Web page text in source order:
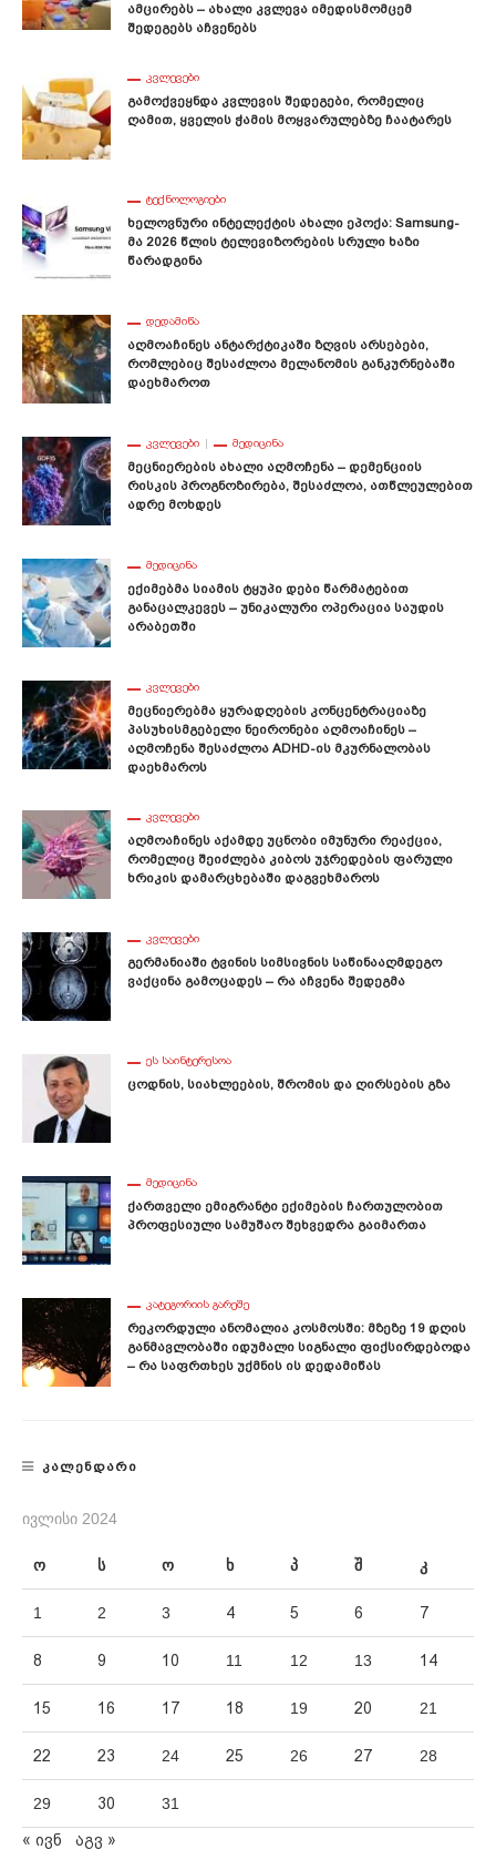
Ამცირებს – Ახალი Კვლევა Იმედისმომცემ
Შედეგებს Აჩვენებს
ᲙᲕᲚᲔᲕᲔᲑᲘ
Გამოქვეყნდა Კვლევის Შედეგები, Რომელიც
Ღამით, Ყველის Ჭამის Მოყვარულებზე Ჩაატარეს
ᲢᲔᲥᲜᲝᲚᲝᲒᲘᲔᲑᲘ
Ხელოვნური Ინტელექტის Ახალი Ეპოქა: Samsung-
Მა 2026 Წლის Ტელევიზორების Სრული Ხაზი
Წარადგინა
ᲓᲔᲓᲐᲛᲘᲬᲐ
Აღმოაჩინეს Ანტარქტიკაში Ზღვის Არსებები,
Რომლებიც Შესაძლოა Მელანომის Განკურნებაში
Დაეხმაროთ
ᲙᲕᲚᲔᲕᲔᲑᲘ ᲛᲔᲓᲘᲪᲘᲜᲐ
Მეცნიერების Ახალი Აღმოჩენა – Დემენციის
Რისკის Პროგნოზირება, Შესაძლოა, Ათწლეულებით
Ადრე Მოხდეს
ᲛᲔᲓᲘᲪᲘᲜᲐ
Ექიმებმა Სიამის Ტყუპი Დები Წარმატებით
Განაცალკევეს – Უნიკალური Ოპერაცია Საუდის
Არაბეთში
ᲙᲕᲚᲔᲕᲔᲑᲘ
Მეცნიერებმა Ყურადღების Კონცენტრაციაზე
Პასუხისმგებელი Ნეირონები Აღმოაჩინეს –
Აღმოჩენა Შესაძლოა ADHD-Ის Მკურნალობას
Დაეხმაროს
ᲙᲕᲚᲔᲕᲔᲑᲘ
Აღმოაჩინეს Აქამდე Უცნობი Იმუნური Რეაქცია,
Რომელიც Შეიძლება Კიბოს Უჯრედების Ფარული
Ხრიკის Დამარცხებაში Დაგვეხმაროს
ᲙᲕᲚᲔᲕᲔᲑᲘ
Გერმანიაში Ტვინის Სიმსივნის Საწინააღმდეგო
Ვაქცინა Გამოცადეს – Რა Აჩვენა Შედეგმა
ᲔᲡ ᲡᲐᲘᲜᲢᲔᲠᲔᲡᲝᲐ
Ცოდნის, Სიახლეების, Შრომის Და Ღირსების Გზა
ᲛᲔᲓᲘᲪᲘᲜᲐ
Ქართველი Ემიგრანტი Ექიმების Ჩართულობით
Პროფესიული Სამუშაო Შეხვედრა Გაიმართა
ᲙᲐᲢᲔᲒᲝᲠᲘᲘᲡ ᲒᲐᲠᲔᲨᲔ
Რეკორდული Ანომალია Კოსმოსში: Მზეზე 19 Დღის
Განმავლობაში Იდუმალი Სიგნალი Ფიქსირდებოდა
– Რა Საფრთხეს Უქმნის Ის Დედამიწას
ᲙᲐᲚᲔᲜᲓᲐᲠᲘ
ᲘᲕᲚᲘᲡᲘ 2024
ო ს ო ხ პ შ კ
1 2 3 4 5 6 7
8 9 10 11 12 13 14
15 16 17 18 19 20 21
22 23 24 25 26 27 28
29 30 31
« ივნ აგვ »